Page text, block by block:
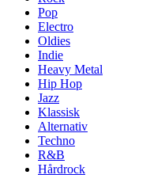
Pop
Electro
Oldies
Indie
Heavy Metal
Hip Hop
Jazz
Klassisk
Alternativ
Techno
R&B
Hårdrock